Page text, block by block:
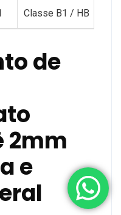
Classe B1 / HB
de
2mm
e